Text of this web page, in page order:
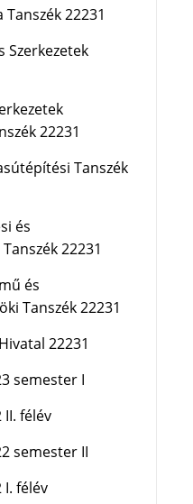
22231
Szerkezetek
22231
Tanszék
és
22231
és
Tanszék 22231
22231
semester I
II. félév
semester II
I. félév